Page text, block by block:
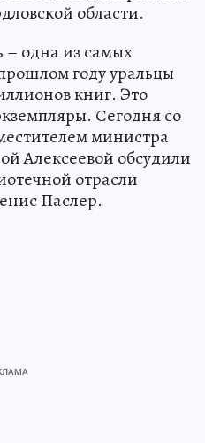
области.
– одна из самых
году уральцы
книг. Это
Сегодня со
министра
Алексеевой обсудили
отрасли
Паслер.